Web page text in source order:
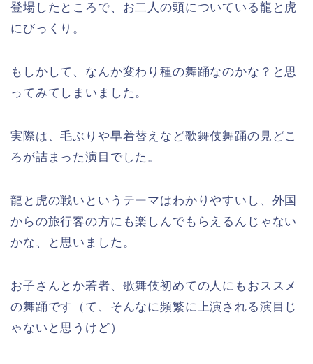
登場したところで、お二人の頭についている龍と虎
にびっくり。
もしかして、なんか変わり種の舞踊なのかな？と思
ってみてしまいました。
実際は、毛ぶりや早着替えなど歌舞伎舞踊の見どこ
ろが詰まった演目でした。
龍と虎の戦いというテーマはわかりやすいし、外国
からの旅行客の方にも楽しんでもらえるんじゃない
かな、と思いました。
お子さんとか若者、歌舞伎初めての人にもおススメ
の舞踊です（て、そんなに頻繁に上演される演目じ
ゃないと思うけど）